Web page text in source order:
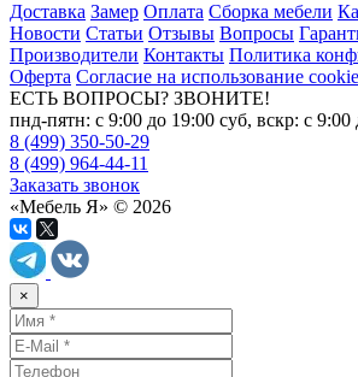
Доставка Замер Оплата Сборка мебели
Новости Статьи Отзывы Вопросы
Производители Контакты Политика
Оферта Согласие на использование cookie
ЕСТЬ ВОПРОСЫ? ЗВОНИТЕ!
пнд-пятн: с 9:00 до 19:00 суб, вскр: с 9:00
8 (499) 350-50-29
8 (499) 964-44-11
Заказать звонок
«Мебель Я» © 2026
×